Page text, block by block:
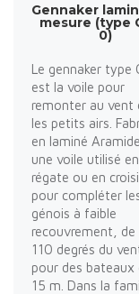
Gennaker
mesure (type
0)
Le gennaker type
est la voile pour
remonter au vent
les petits airs.
en laminé
une voile utilisé en
régate ou en
pour compléter
génois à faible
recouvrement,
110 degrés du
pour des bateaux
15 m. Dans la